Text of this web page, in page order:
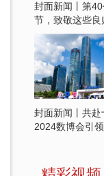
封面新闻丨第
节，致敬这些良
封面新闻丨共赴
2024数博会引